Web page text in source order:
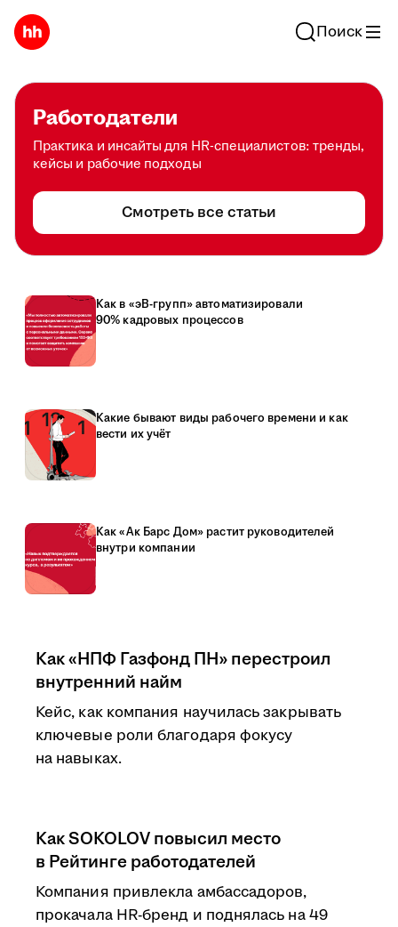
Поиск
Работодатели
Практика и инсайты для HR-специалистов: тренды,
кейсы и рабочие подходы
Смотреть все статьи
Как в «эВ-групп» автоматизировали
90% кадровых процессов
Какие бывают виды рабочего времени и как
вести их учёт
Как «Ак Барс Дом» растит руководителей
внутри компании
Как «НПФ Газфонд ПН» перестроил
внутренний найм
Кейс, как компания научилась закрывать
ключевые роли благодаря фокусу
на навыках.
Как SOKOLOV повысил место
в Рейтинге работодателей
Компания привлекла амбассадоров,
прокачала HR-бренд и поднялась на 49